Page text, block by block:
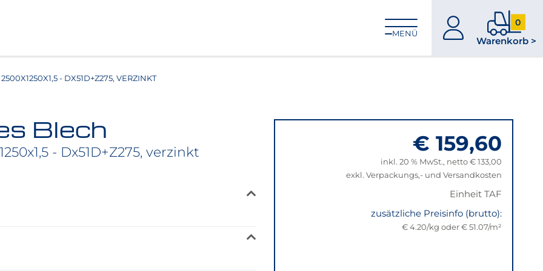
MENÜ
zum
0
Warenkorb >
0
im
- DX51D+Z275, VERZINKT
Blech
- Dx51D+Z275, verzinkt € 159,60
inkl. 20 % MwSt., netto € 133,00
exkl. Verpackungs,- und Versandkosten
Einheit TAF
zusätzliche Preisinfo (brutto):
€ 4.20/kg oder € 51.07/m²